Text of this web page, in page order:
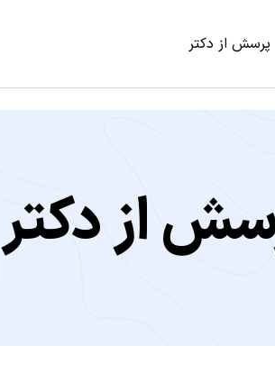
پرسش از دکتر
از دکتر